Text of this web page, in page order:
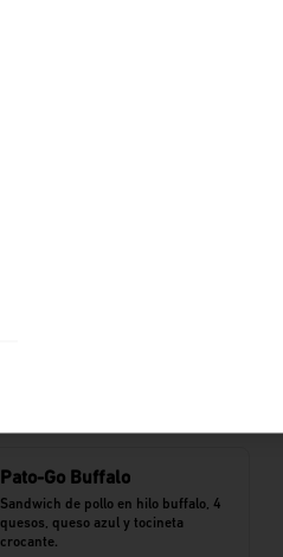
Pato-Go Buffalo
Sandwich de pollo en hilo buffalo, 4
quesos, queso azul y tocineta
crocante.